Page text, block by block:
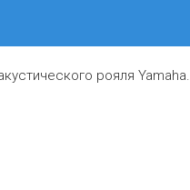
рояля Yamaha.